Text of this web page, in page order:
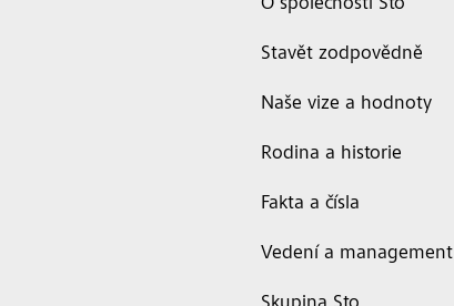
O společnosti Sto
Stavět zodpovědně
Naše vize a hodnoty
Rodina a historie
Fakta a čísla
Vedení a management